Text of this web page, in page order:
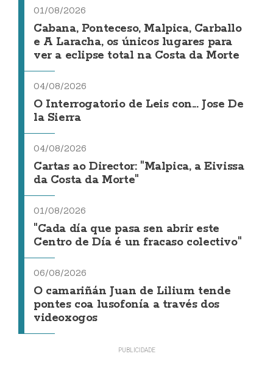
01/08/2026
Cabana, Ponteceso, Malpica, Carballo
e A Laracha, os únicos lugares para
ver a eclipse total na Costa da Morte
04/08/2026
O Interrogatorio de Leis con... Jose De
la Sierra
04/08/2026
Cartas ao Director: "Malpica, a Eivissa
da Costa da Morte"
01/08/2026
"Cada día que pasa sen abrir este
Centro de Día é un fracaso colectivo"
06/08/2026
O camariñán Juan de Lilium tende
pontes coa lusofonía a través dos
videoxogos